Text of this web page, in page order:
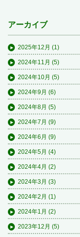
アーカイブ
2025年12月 (1)
2024年11月 (5)
2024年10月 (5)
2024年9月 (6)
2024年8月 (5)
2024年7月 (9)
2024年6月 (9)
2024年5月 (4)
2024年4月 (2)
2024年3月 (3)
2024年2月 (1)
2024年1月 (2)
2023年12月 (5)